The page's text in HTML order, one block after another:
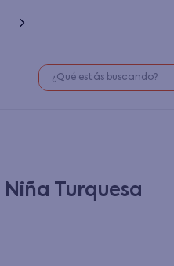
¿Qué estás buscando?
Turquesa